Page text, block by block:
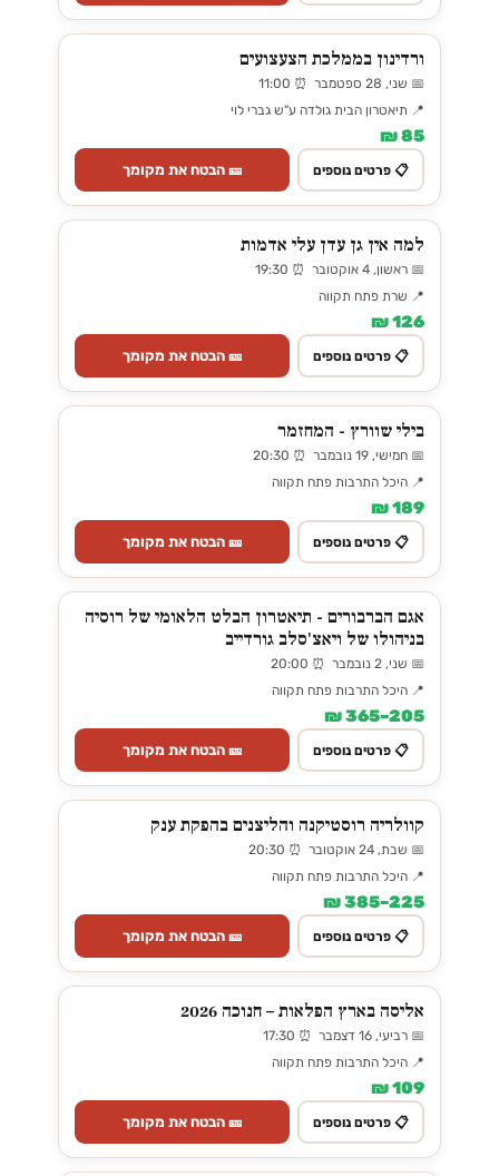
ורדינון בממלכת הצעצועים
📅 שני, 28 ספטמבר ⏰ 11:00
📍 תיאטרון הבית גולדה ע"ש גברי לוי
85 ₪
📋 פרטים נוספים 🎫 הבטח את מקומך
למה אין גן עדן עלי אדמות
📅 ראשון, 4 אוקטובר ⏰ 19:30
📍 שרת פתח תקווה
126 ₪
📋 פרטים נוספים 🎫 הבטח את מקומך
בילי שוורץ - המחזמר
📅 חמישי, 19 נובמבר ⏰ 20:30
📍 היכל התרבות פתח תקווה
189 ₪
📋 פרטים נוספים 🎫 הבטח את מקומך
אגם הברבורים - תיאטרון הבלט הלאומי של רוסיה
בניהולו של ויאצ'סלב גורדייב
📅 שני, 2 נובמבר ⏰ 20:00
📍 היכל התרבות פתח תקווה
205–365 ₪
📋 פרטים נוספים 🎫 הבטח את מקומך
קוולריה רוסטיקנה והליצנים בהפקת ענק
📅 שבת, 24 אוקטובר ⏰ 20:30
📍 היכל התרבות פתח תקווה
225–385 ₪
📋 פרטים נוספים 🎫 הבטח את מקומך
אליסה בארץ הפלאות – חנוכה 2026
📅 רביעי, 16 דצמבר ⏰ 17:30
📍 היכל התרבות פתח תקווה
109 ₪
📋 פרטים נוספים 🎫 הבטח את מקומך